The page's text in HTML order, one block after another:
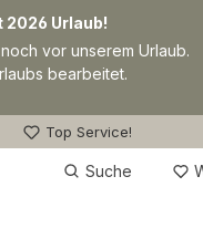
2026 Urlaub!
vor unserem Urlaub.
bearbeitet.
Top Service!
Suche